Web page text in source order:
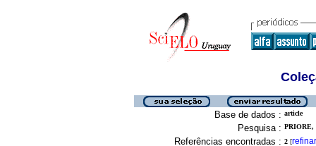
Base de dados : article
Pesquisa : PRIORE,
Referências encontradas : 2 [refinar